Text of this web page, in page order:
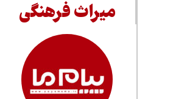
میراث فرهنگی